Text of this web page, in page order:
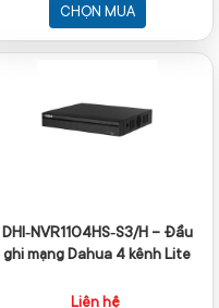
CHỌN MUA
DHI‑NVR1104HS‑S3/H – Đầu
ghi mạng Dahua 4 kênh Lite
Liên hệ